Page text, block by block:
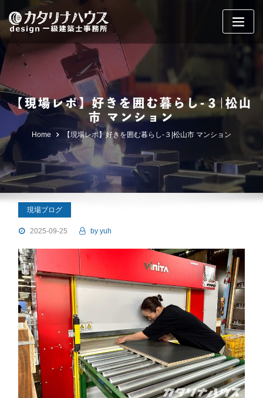
to
content
【現場レポ】好きを囲む暮らし-３|松山
市 マンション
Home 【現場レポ】好きを囲む暮らし-３|松山市 マンション
現場ブログ
2025-09-25 by yuh